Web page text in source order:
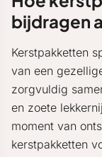
bijdragen
Kerstpakketten
van een
zorgvuldig
en zoete
moment van
kerstpakketten